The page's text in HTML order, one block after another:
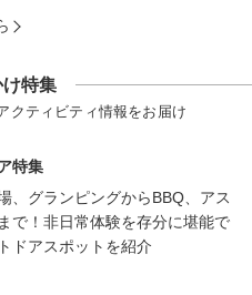
特集
クティビティ情報をお届け
特集
、グランピングからBBQ、アス
で！非日常体験を存分に堪能で
ドアスポットを紹介